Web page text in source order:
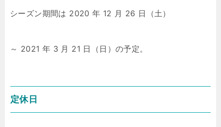
シーズン期間は 2020 年 12 月 26 日（土）
～ 2021 年 3 月 21 日（日）の予定。
定休日